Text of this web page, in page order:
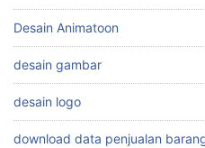
Desain Animatoon
desain gambar
desain logo
download data penjualan